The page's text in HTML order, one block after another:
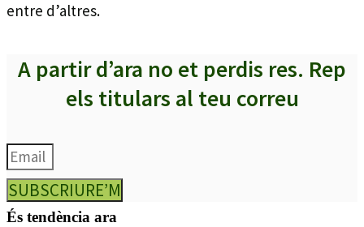
entre d’altres.
A partir d’ara no et perdis res. Rep
els titulars al teu correu
SUBSCRIURE’M
És tendència ara